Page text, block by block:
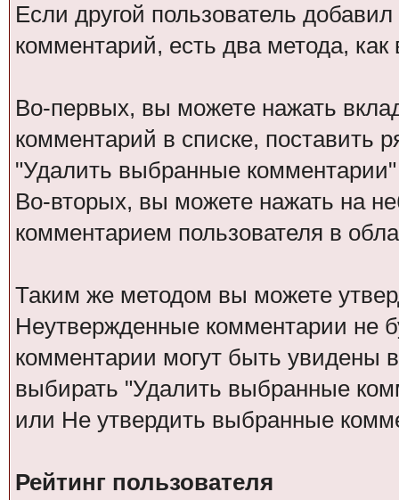
Если другой пользователь
комментарий, есть два метода,
Во-первых, вы можете нажать
комментарий в списке, поставить
"Удалить выбранные
Во-вторых, вы можете нажать на
комментарием пользователя в
Таким же методом вы можете
Неутвержденные комментарии не
комментарии могут быть увидены
выбирать "Удалить выбранные
или Не утвердить выбранные
Рейтинг пользователя